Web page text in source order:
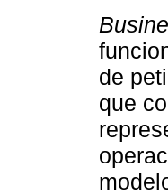
de
que